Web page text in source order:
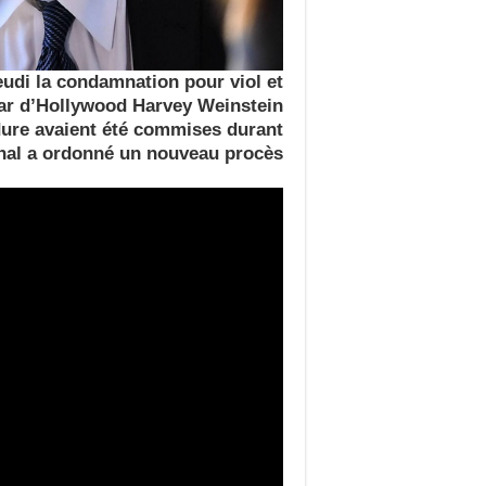
la condamnation pour viol et
d’Hollywood Harvey Weinstein
avaient été commises durant
a ordonné un nouveau procès.